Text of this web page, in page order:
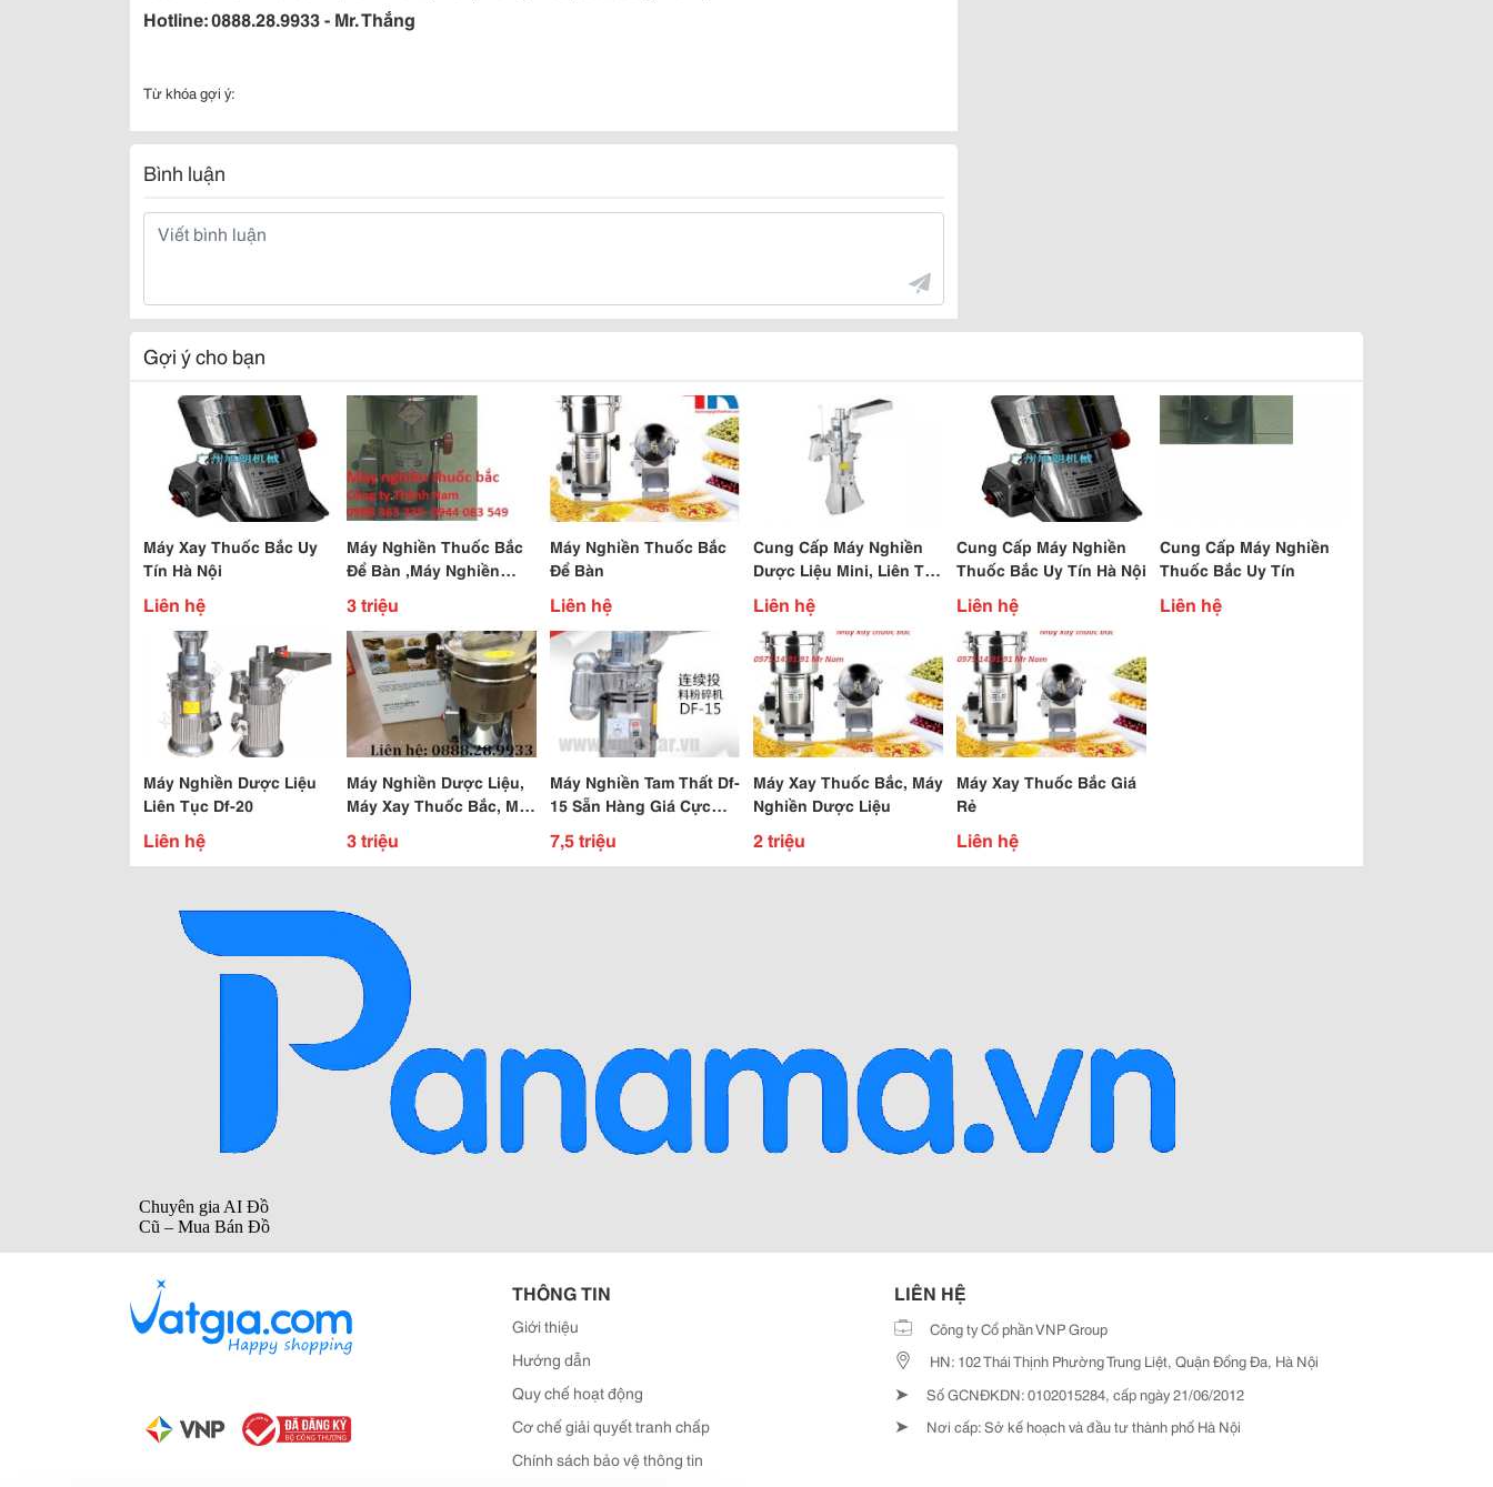
Hotline: 0888.28.9933 - Mr. Thắng
Từ khóa gợi ý:
Bình luận
Gợi ý cho bạn
Máy Xay Thuốc Bắc Uy
Tín Hà Nội
Liên hệ
Máy Nghiền Thuốc Bắc
Để Bàn ,Máy Nghiền
Dược Liệu Để Bàn
3 triệu
Máy Nghiền Thuốc Bắc
Để Bàn
Liên hệ
Cung Cấp Máy Nghiền
Dược Liệu Mini, Liên Tục
Uy Tín Nhất Miền Bắc
Liên hệ
Cung Cấp Máy Nghiền
Thuốc Bắc Uy Tín Hà Nội
Liên hệ
Cung Cấp Máy Nghiền
Thuốc Bắc Uy Tín
Liên hệ
Máy Nghiền Dược Liệu
Liên Tục Df-20
Liên hệ
Máy Nghiền Dược Liệu,
Máy Xay Thuốc Bắc, Máy
Nghiền Thảo Dược
3 triệu
Máy Nghiền Tam Thất Df-
15 Sẵn Hàng Giá Cực
Tốt. Ship Toàn Quốc.
7,5 triệu
Máy Xay Thuốc Bắc, Máy
Nghiền Dược Liệu
2 triệu
Máy Xay Thuốc Bắc Giá
Rẻ
Liên hệ
THÔNG TIN
Giới thiệu
Hướng dẫn
Quy chế hoạt động
Cơ chế giải quyết tranh chấp
Chính sách bảo vệ thông tin
LIÊN HỆ
Công ty Cổ phần VNP Group
HN: 102 Thái Thịnh Phường Trung Liệt, Quận Đống Đa, Hà Nội
➤ Số GCNĐKDN: 0102015284, cấp ngày 21/06/2012
➤ Nơi cấp: Sở kế hoạch và đầu tư thành phố Hà Nội